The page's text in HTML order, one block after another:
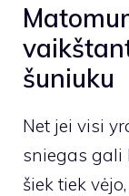
šuniuku
Net jei visi
sniegas gali
šiek tiek